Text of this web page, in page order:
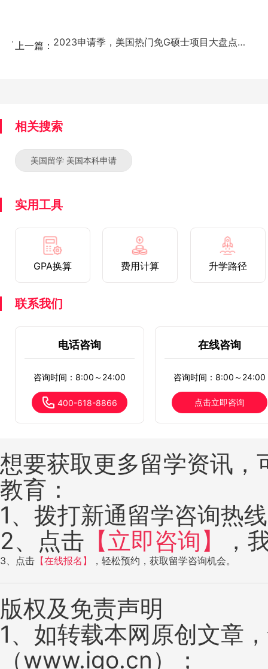
上一篇： 2023申请季，美国热门免G硕士项目大盘点！MIT/...
相关搜索
美国留学 美国本科申请
实用工具
GPA换算 费用计算 升学路径
联系我们
电话咨询
咨询时间：8:00～24:00
400-618-8866
在线咨询
咨询时间：8:00～24:00
点击立即咨询
想要获取更多留学资讯
教育：
1、拨打新通留学咨询热
2、点击 【立即咨询】 ，
3、点击 【在线报名】 ，轻松预约，获取留学咨询机会。
版权及免责声明
1、如转载本网原创文章
（www.igo.cn）；